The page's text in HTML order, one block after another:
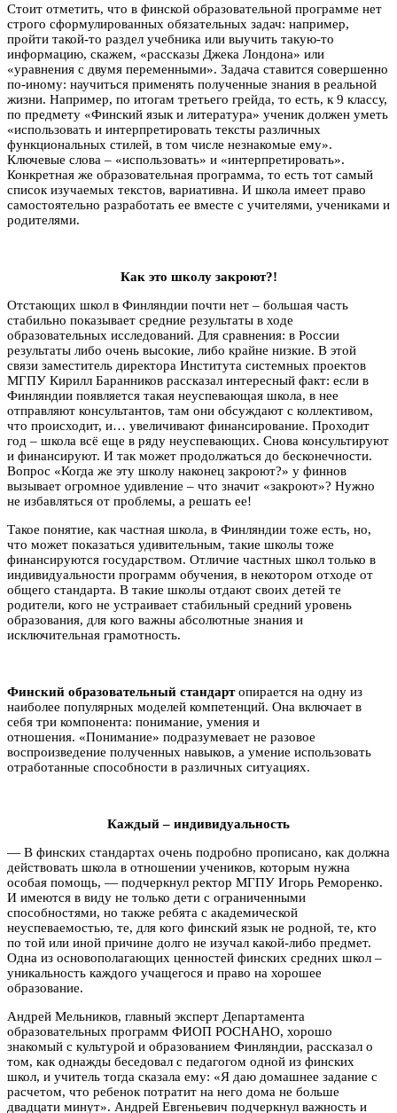
Стоит отметить, что в финской образовательной программе нет
строго сформулированных обязательных задач: например,
пройти такой-то раздел учебника или выучить такую-то
информацию, скажем, «рассказы Джека Лондона» или
«уравнения с двумя переменными». Задача ставится совершенно
по-иному: научиться применять полученные знания в реальной
жизни. Например, по итогам третьего грейда, то есть, к 9 классу,
по предмету «Финский язык и литература» ученик должен уметь
«использовать и интерпретировать тексты различных
функциональных стилей, в том числе незнакомые ему».
Ключевые слова – «использовать» и «интерпретировать».
Конкретная же образовательная программа, то есть тот самый
список изучаемых текстов, вариативна. И школа имеет право
самостоятельно разработать ее вместе с учителями, учениками и
родителями.
Как это школу закроют?!
Отстающих школ в Финляндии почти нет – большая часть
стабильно показывает средние результаты в ходе
образовательных исследований. Для сравнения: в России
результаты либо очень высокие, либо крайне низкие. В этой
связи заместитель директора Института системных проектов
МГПУ Кирилл Баранников рассказал интересный факт: если в
Финляндии появляется такая неуспевающая школа, в нее
отправляют консультантов, там они обсуждают с коллективом,
что происходит, и… увеличивают финансирование. Проходит
год – школа всё еще в ряду неуспевающих. Снова консультируют
и финансируют. И так может продолжаться до бесконечности.
Вопрос «Когда же эту школу наконец закроют?» у финнов
вызывает огромное удивление – что значит «закроют»? Нужно
не избавляться от проблемы, а решать ее!
Такое понятие, как частная школа, в Финляндии тоже есть, но,
что может показаться удивительным, такие школы тоже
финансируются государством. Отличие частных школ только в
индивидуальности программ обучения, в некотором отходе от
общего стандарта. В такие школы отдают своих детей те
родители, кого не устраивает стабильный средний уровень
образования, для кого важны абсолютные знания и
исключительная грамотность.
Финский образовательный стандартопирается на одну из
наиболее популярных моделей компетенций. Она включает в
себя три компонента: понимание, умения и
отношения. «Понимание» подразумевает не разовое
воспроизведение полученных навыков, а умение использовать
отработанные способности в различных ситуациях.
Каждый – индивидуальность
— В финских стандартах очень подробно прописано, как должна
действовать школа в отношении учеников, которым нужна
особая помощь, — подчеркнул ректор МГПУ Игорь Реморенко.
И имеются в виду не только дети с ограниченными
способностями, но также ребята с академической
неуспеваемостью, те, для кого финский язык не родной, те, кто
по той или иной причине долго не изучал какой-либо предмет.
Одна из основополагающих ценностей финских средних школ –
уникальность каждого учащегося и право на хорошее
образование.
Андрей Мельников, главный эксперт Департамента
образовательных программ ФИОП РОСНАНО, хорошо
знакомый с культурой и образованием Финляндии, рассказал о
том, как однажды беседовал с педагогом одной из финских
школ, и учитель тогда сказала ему: «Я даю домашнее задание с
расчетом, что ребенок потратит на него дома не больше
двадцати минут». Андрей Евгеньевич подчеркнул важность и